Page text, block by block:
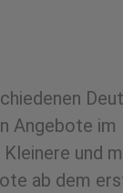
Angebote
und
ab dem